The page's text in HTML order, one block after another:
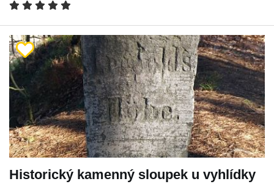
Historický kamenný sloupek u vyhlídky